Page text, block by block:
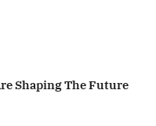
Shaping The Future